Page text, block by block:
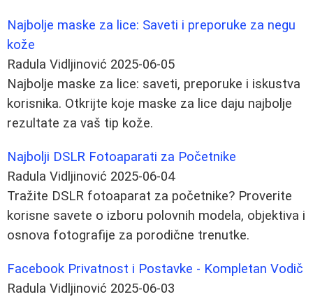
Najbolje maske za lice: Saveti i preporuke za negu
kože
Radula Vidljinović 2025-06-05
Najbolje maske za lice: saveti, preporuke i iskustva
korisnika. Otkrijte koje maske za lice daju najbolje
rezultate za vaš tip kože.
Najbolji DSLR Fotoaparati za Početnike
Radula Vidljinović 2025-06-04
Tražite DSLR fotoaparat za početnike? Proverite
korisne savete o izboru polovnih modela, objektiva i
osnova fotografije za porodične trenutke.
Facebook Privatnost i Postavke - Kompletan Vodič
Radula Vidljinović 2025-06-03